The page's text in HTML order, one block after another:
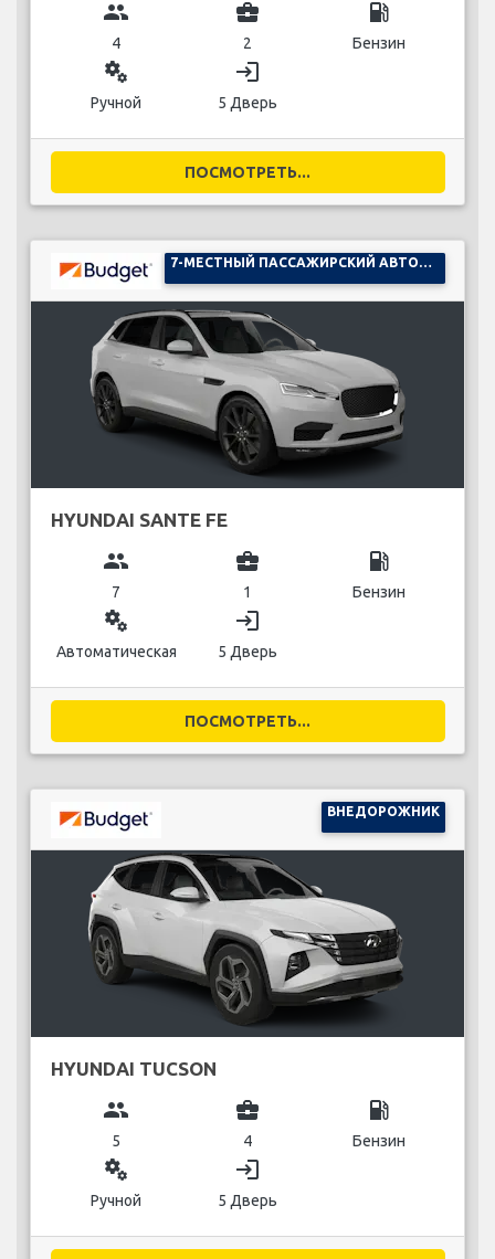
group
4
business_center
2
local_gas_station
Бензин
miscellaneous_services
Ручной
login
5 Дверь
ПОСМОТРЕТЬ...
HYUNDAI SANTE FE
group
7
business_center
1
local_gas_station
Бензин
miscellaneous_services
Автоматическая
login
5 Дверь
ПОСМОТРЕТЬ...
ВНЕДОРОЖНИК
HYUNDAI TUCSON
group
5
business_center
4
local_gas_station
Бензин
miscellaneous_services
Ручной
login
5 Дверь